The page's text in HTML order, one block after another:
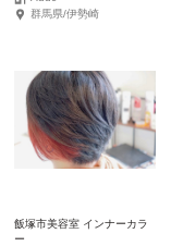
群馬県/伊勢崎
飯塚市美容室 インナーカラ
ー